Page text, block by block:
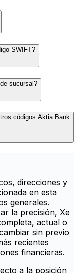
SWIFT?
sucursal?
códigos Aktia Bank
direcciones y
en esta
generales.
la precisión, Xe
actual o
sin previo
recientes
financieras.
a la posición